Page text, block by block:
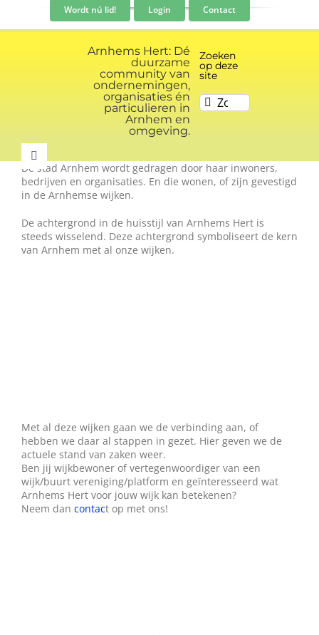
inhoud
Wordt nú lid! Login Contact
Arnhems Hert: Dé
duurzame
community van
ondernemingen,
organisaties én
particulieren in
Arnhem en
omgeving.
Zoeken
op deze
site
Zoeken
naar:
Toggle
Navigation
Community
Nieuws
Vacatures
De stad Arnhem wordt gedragen door haar inwoners,
bedrijven en organisaties. En die wonen, of zijn gevestigd
in de Arnhemse wijken.
De achtergrond in de huisstijl van Arnhems Hert is
steeds wisselend. Deze achtergrond symboliseert de kern
van Arnhem met al onze wijken.
Met al deze wijken gaan we de verbinding aan, of
hebben we daar al stappen in gezet. Hier geven we de
actuele stand van zaken weer.
Ben jij wijkbewoner of vertegenwoordiger van een
wijk/buurt vereniging/platform en geïnteresseerd wat
Arnhems Hert voor jouw wijk kan betekenen?
Neem dan contact op met ons!